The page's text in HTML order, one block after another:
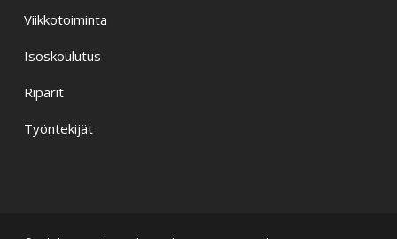
Viikkotoiminta
Isoskoulutus
Riparit
Työntekijät